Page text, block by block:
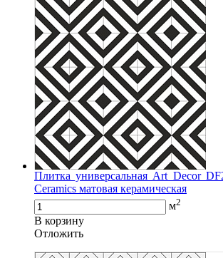
Плитка универсальная Art Decor
Ceramics матовая керамическая
м2
В корзину
Oтложить